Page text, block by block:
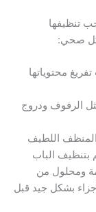
تنظيفها
صحي:
محتوياتها
مثل الرفوف ودروج
اللطيف
الداخلية والأجزاء المزالة.4- قم بتنظيف الباب
ومحلول من
جميع الأجزاء بشكل جيد قبل